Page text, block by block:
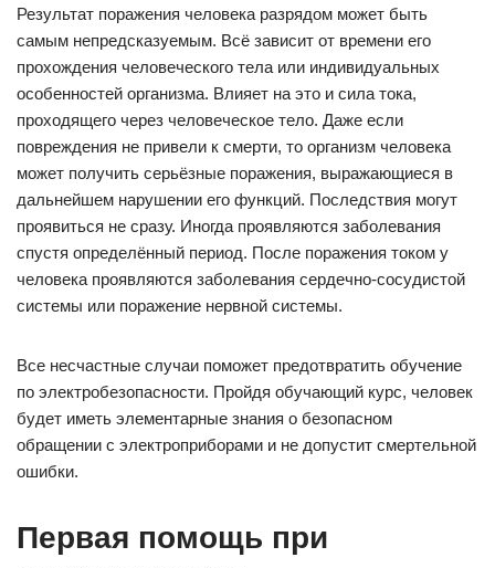
Результат поражения человека разрядом может быть
самым непредсказуемым. Всё зависит от времени его
прохождения человеческого тела или индивидуальных
особенностей организма. Влияет на это и сила тока,
проходящего через человеческое тело. Даже если
повреждения не привели к смерти, то организм человека
может получить серьёзные поражения, выражающиеся в
дальнейшем нарушении его функций. Последствия могут
проявиться не сразу. Иногда проявляются заболевания
спустя определённый период. После поражения током у
человека проявляются заболевания сердечно-сосудистой
системы или поражение нервной системы.
Все несчастные случаи поможет предотвратить обучение
по электробезопасности. Пройдя обучающий курс, человек
будет иметь элементарные знания о безопасном
обращении с электроприборами и не допустит смертельной
ошибки.
Первая помощь при